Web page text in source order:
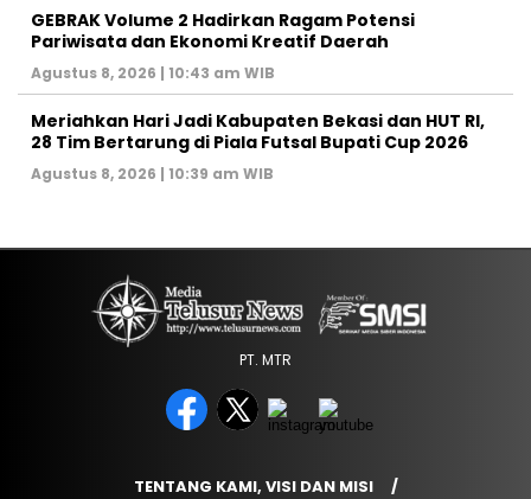
GEBRAK Volume 2 Hadirkan Ragam Potensi
Pariwisata dan Ekonomi Kreatif Daerah
Agustus 8, 2026 | 10:43 am WIB
Meriahkan Hari Jadi Kabupaten Bekasi dan HUT RI,
28 Tim Bertarung di Piala Futsal Bupati Cup 2026
Agustus 8, 2026 | 10:39 am WIB
PT. MTR
TENTANG KAMI, VISI DAN MISI